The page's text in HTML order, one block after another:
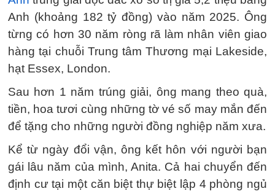
Anh (khoảng 182 tỷ đồng) vào năm 2025. Ông
từng có hơn 30 năm ròng rã làm nhân viên giao
hàng tại chuỗi Trung tâm Thương mại Lakeside,
hạt Essex, London.
Sau hơn 1 năm trúng giải, ông mang theo quà,
tiền, hoa tươi cùng những tờ vé số may mắn đến
để tặng cho những người đồng nghiệp năm xưa.
Kể từ ngày đổi vận, ông kết hôn với người bạn
gái lâu năm của mình, Anita. Cả hai chuyển đến
định cư tại một căn biệt thự biệt lập 4 phòng ngủ